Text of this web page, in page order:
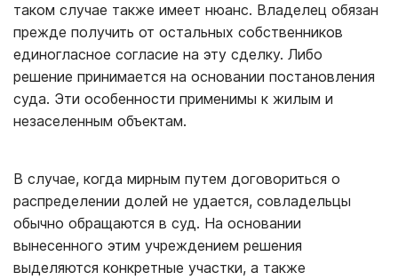
таком случае также имеет нюанс. Владелец обязан
прежде получить от остальных собственников
единогласное согласие на эту сделку. Либо
решение принимается на основании постановления
суда. Эти особенности применимы к жилым и
незаселенным объектам.
В случае, когда мирным путем договориться о
распределении долей не удается, совладельцы
обычно обращаются в суд. На основании
вынесенного этим учреждением решения
выделяются конкретные участки, а также